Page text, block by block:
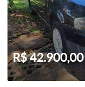
R$ 42.900,00